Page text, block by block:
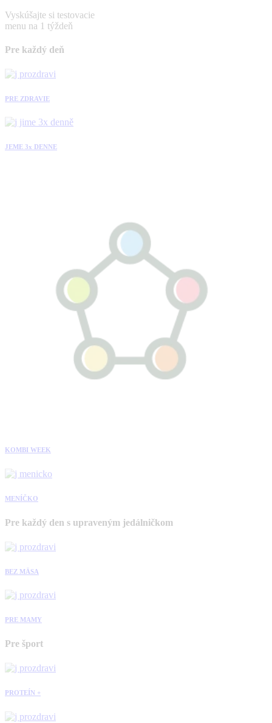
Vyskúšajte si testovacie
menu na 1 týždeň
Pre každý deň
PRE ZDRAVIE
JEME 3x DENNE
KOMBI WEEK
MENÍČKO
Pre každý den s upraveným jedálničkom
BEZ MÄSA
PRE MAMY
Pre šport
PROTEÍN +